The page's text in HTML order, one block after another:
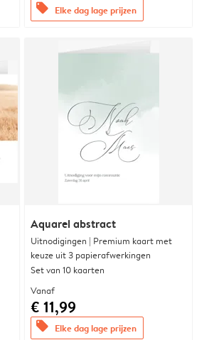
offers Elke dag lage prijzen
Aquarel abstract
Uitnodigingen | Premium kaart met
keuze uit 3 papierafwerkingen
Set van 10 kaarten
Vanaf
€ 11,99
offers Elke dag lage prijzen